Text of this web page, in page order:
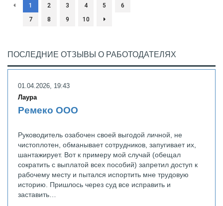
1 2 3 4 5
6
7
8 9 10
ПОСЛЕДНИЕ ОТЗЫВЫ О РАБОТОДАТЕЛЯХ
01.04.2026, 19:43
Лаура
Ремеко ООО
Руководитель озабочен своей выгодой личной, не
чистоплотен, обманывает сотрудников, запугивает их,
шантажирует. Вот к примеру мой случай (обещал
сократить с выплатой всех пособий) запретил доступ к
рабочему месту и пытался испортить мне трудовую
историю. Пришлось через суд все исправить и
заставить…